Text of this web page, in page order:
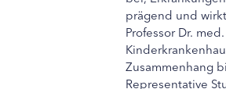
prägend und
Professor Dr.
Zusammenhang
Representative